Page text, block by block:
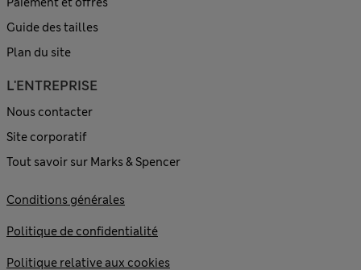
Guide des tailles
Plan du site
L'ENTREPRISE
Nous contacter
Site corporatif
Tout savoir sur Marks & Spencer
Conditions générales
Politique de confidentialité
Politique relative aux cookies